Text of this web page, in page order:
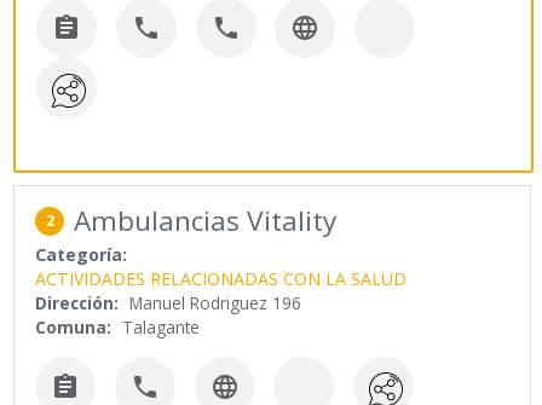
   
2 Ambulancias Vitality
Categoría:
ACTIVIDADES RELACIONADAS CON LA SALUD
Dirección: Manuel Rodriguez 196
Comuna: Talagante
  